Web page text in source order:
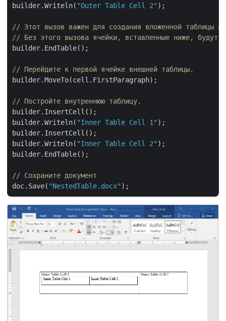
builder.Writeln( "Outer Table Cell 2" );
// Этот вызов важен для создания вложенной таблицы
// Без этого вызова ячейки, вставленные ниже, будут
builder.EndTable();
// Перейдите к первой ячейке внешней таблицы.
builder.MoveTo(cell.FirstParagraph);
// Постройте внутреннюю таблицу.
builder.InsertCell();
builder.Writeln( "Inner Table Cell 1" );
builder.InsertCell();
builder.Writeln( "Inner Table Cell 2" );
builder.EndTable();
// Сохраните документ
doc.Save( "NestedTable.docx"